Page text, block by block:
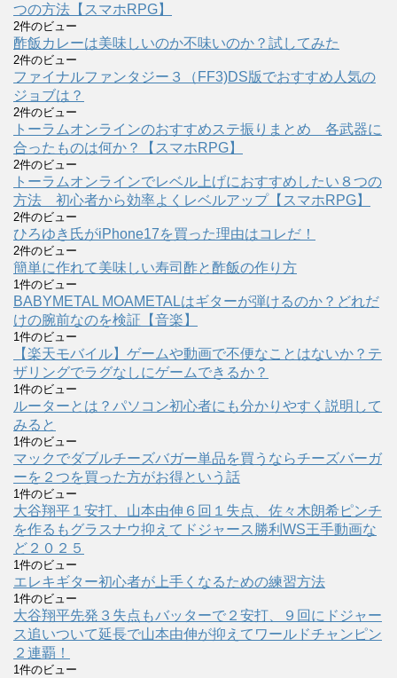
つの方法【スマホRPG】
2件のビュー
酢飯カレーは美味しいのか不味いのか？試してみた
2件のビュー
ファイナルファンタジー３（FF3)DS版でおすすめ人気の
ジョブは？
2件のビュー
トーラムオンラインのおすすめステ振りまとめ 各武器に
合ったものは何か？【スマホRPG】
2件のビュー
トーラムオンラインでレベル上げにおすすめしたい８つの
方法 初心者から効率よくレベルアップ【スマホRPG】
2件のビュー
ひろゆき氏がiPhone17を買った理由はコレだ！
2件のビュー
簡単に作れて美味しい寿司酢と酢飯の作り方
1件のビュー
BABYMETAL MOAMETALはギターが弾けるのか？どれだ
けの腕前なのを検証【音楽】
1件のビュー
【楽天モバイル】ゲームや動画で不便なことはないか？テ
ザリングでラグなしにゲームできるか？
1件のビュー
ルーターとは？パソコン初心者にも分かりやすく説明して
みると
1件のビュー
マックでダブルチーズバガー単品を買うならチーズバーガ
ーを２つを買った方がお得という話
1件のビュー
大谷翔平１安打、山本由伸６回１失点、佐々木朗希ピンチ
を作るもグラスナウ抑えてドジャース勝利WS王手動画な
ど２０２５
1件のビュー
エレキギター初心者が上手くなるための練習方法
1件のビュー
大谷翔平先発３失点もバッターで２安打、９回にドジャー
ス追いついて延長で山本由伸が抑えてワールドチャンピン
２連覇！
1件のビュー